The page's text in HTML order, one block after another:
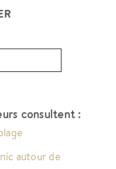
consultent :
autour de